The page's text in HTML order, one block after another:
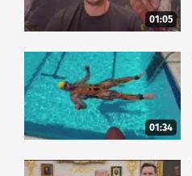
01:05
01:34